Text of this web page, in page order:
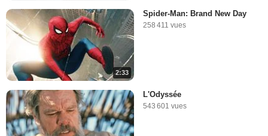
2:33
Spider-Man: Brand New Day
258 411 vues
L'Odyssée
543 601 vues